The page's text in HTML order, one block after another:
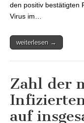
den positiv bestätigten
Virus im…
weiterlesen →
Zahl der
auf